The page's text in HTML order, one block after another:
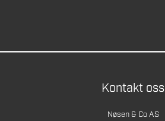
Kontakt oss
Nøsen & Co AS